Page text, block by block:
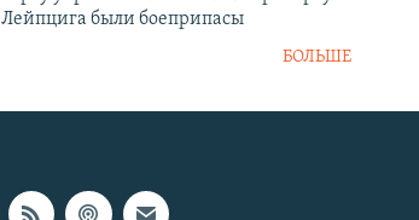
Лейпцига были боеприпасы
БОЛЬШЕ